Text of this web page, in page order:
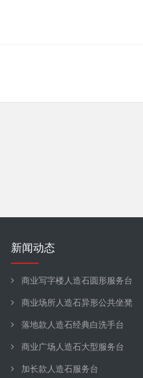
新闻动态
商业写字楼人造石圆形服务台
商业场所人造石异形公共坐凳
落地款人造石经典白洗手台
商业广场人造石大型服务台
加长款人造石服务台